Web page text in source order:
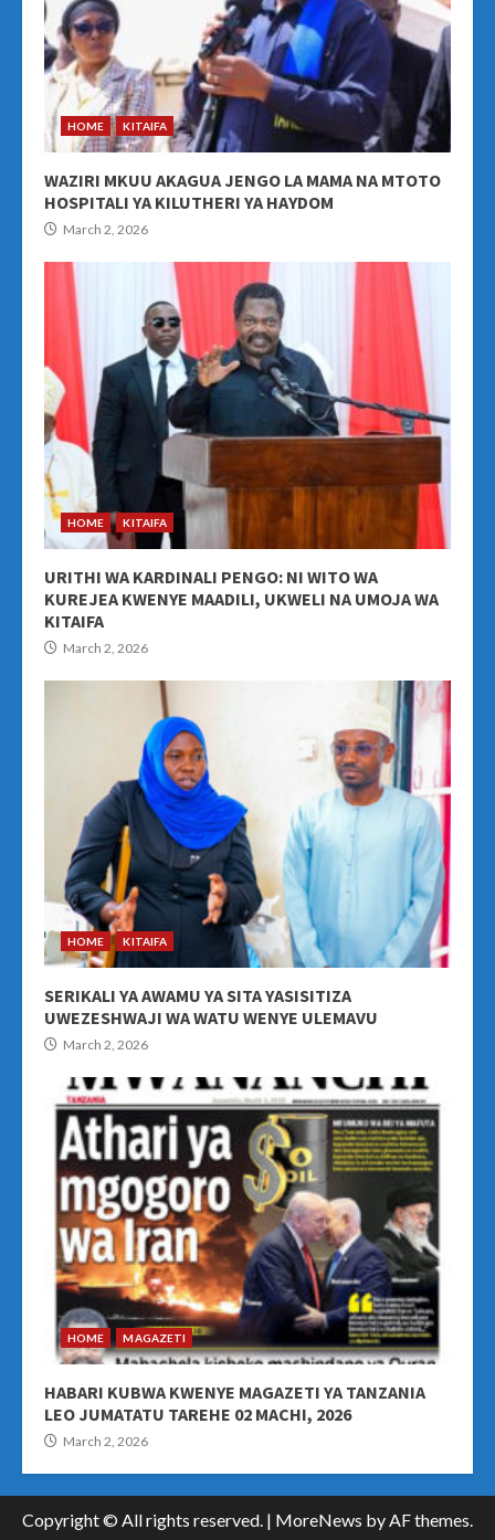
HOME KITAIFA
WAZIRI MKUU AKAGUA JENGO LA MAMA NA MTOTO
HOSPITALI YA KILUTHERI YA HAYDOM
March 2, 2026
HOME KITAIFA
URITHI WA KARDINALI PENGO: NI WITO WA
KUREJEA KWENYE MAADILI, UKWELI NA UMOJA WA
KITAIFA
March 2, 2026
HOME KITAIFA
SERIKALI YA AWAMU YA SITA YASISITIZA
UWEZESHWAJI WA WATU WENYE ULEMAVU
March 2, 2026
HOME MAGAZETI
HABARI KUBWA KWENYE MAGAZETI YA TANZANIA
LEO JUMATATU TAREHE 02 MACHI, 2026
March 2, 2026
Copyright © All rights reserved. | MoreNews by AF themes.